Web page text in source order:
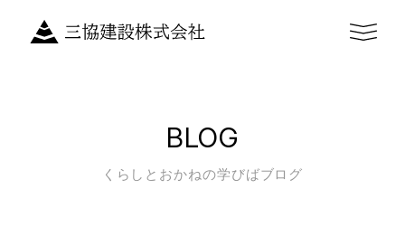
BLOG
くらしとおかねの学びばブログ